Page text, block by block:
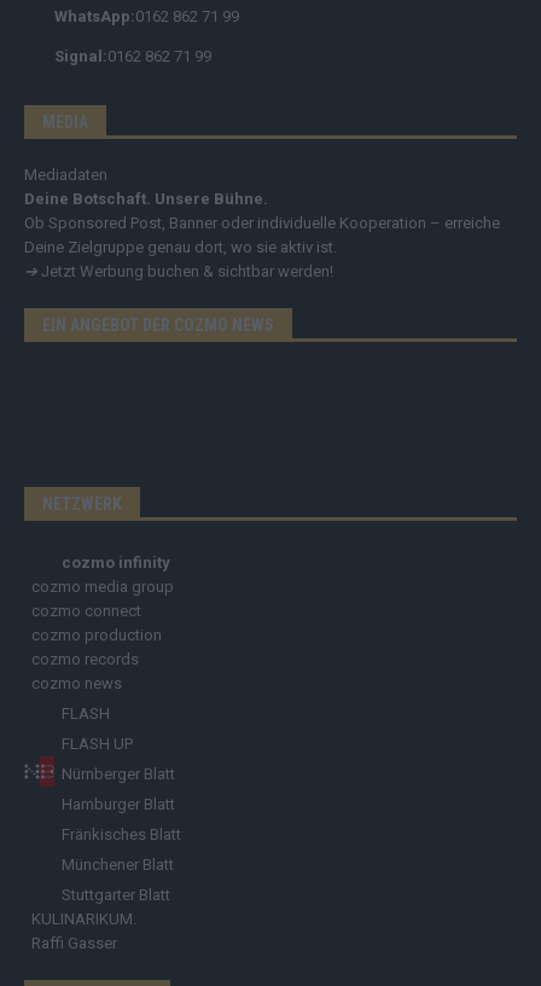
WhatsApp:0162 862 71 99
Signal:0162 862 71 99
MEDIA
Mediadaten
Deine Botschaft. Unsere Bühne.
Ob Sponsored Post, Banner oder individuelle Kooperation – erreiche
Deine Zielgruppe genau dort, wo sie aktiv ist.
➔ Jetzt Werbung buchen & sichtbar werden!
EIN ANGEBOT DER COZMO NEWS
NETZWERK
cozmo infinity
cozmo media group
cozmo connect
cozmo production
cozmo records
cozmo news
FLASH
FLASH UP
Nürnberger Blatt
Hamburger Blatt
Fränkisches Blatt
Münchener Blatt
Stuttgarter Blatt
KULINARIKUM.
Raffi Gasser